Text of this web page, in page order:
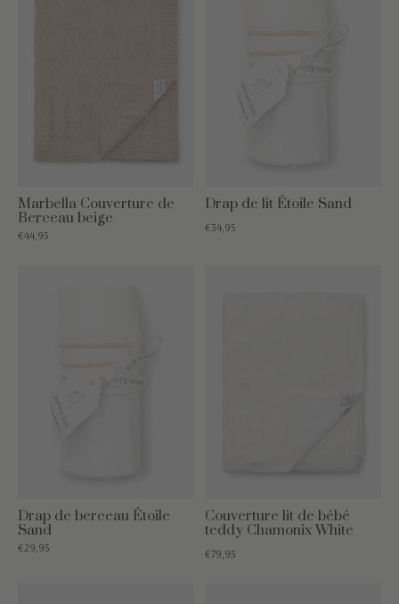
Marbella Couverture de
Berceau beige
€44,95
Drap de lit Étoile Sand
€34,95
Drap de berceau Étoile
Sand
€29,95
Couverture lit de bébé
teddy Chamonix White
€79,95